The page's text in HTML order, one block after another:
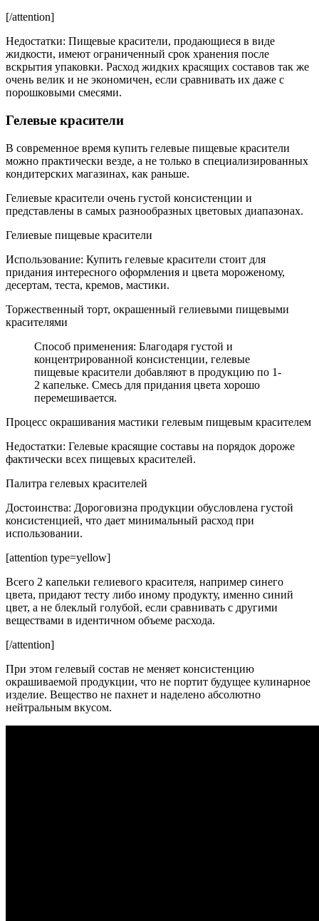
[/attention]
Недостатки: Пищевые красители, продающиеся в виде
жидкости, имеют ограниченный срок хранения после
вскрытия упаковки. Расход жидких красящих составов так же
очень велик и не экономичен, если сравнивать их даже с
порошковыми смесями.
Гелевые красители
В современное время купить гелевые пищевые красители
можно практически везде, а не только в специализированных
кондитерских магазинах, как раньше.
Гелиевые красители очень густой консистенции и
представлены в самых разнообразных цветовых диапазонах.
Гелиевые пищевые красители
Использование: Купить гелевые красители стоит для
придания интересного оформления и цвета мороженому,
десертам, теста, кремов, мастики.
Торжественный торт, окрашенный гелиевыми пищевыми
красителями
Способ применения: Благодаря густой и
концентрированной консистенции, гелевые
пищевые красители добавляют в продукцию по 1-
2 капельке. Смесь для придания цвета хорошо
перемешивается.
Процесс окрашивания мастики гелевым пищевым красителем
Недостатки: Гелевые красящие составы на порядок дороже
фактически всех пищевых красителей.
Палитра гелевых красителей
Достоинства: Дороговизна продукции обусловлена густой
консистенцией, что дает минимальный расход при
использовании.
[attention type=yellow]
Всего 2 капельки гелиевого красителя, например синего
цвета, придают тесту либо иному продукту, именно синий
цвет, а не блеклый голубой, если сравнивать с другими
веществами в идентичном объеме расхода.
[/attention]
При этом гелевый состав не меняет консистенцию
окрашиваемой продукции, что не портит будущее кулинарное
изделие. Вещество не пахнет и наделено абсолютно
нейтральным вкусом.